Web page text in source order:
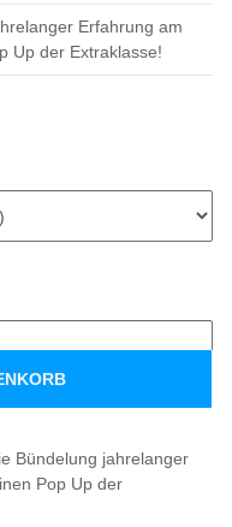
Erfahrung am
Up der Extraklasse!
Bündelung jahrelanger
Pop Up der